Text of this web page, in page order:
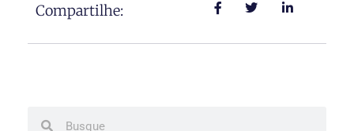
Compartilhe: